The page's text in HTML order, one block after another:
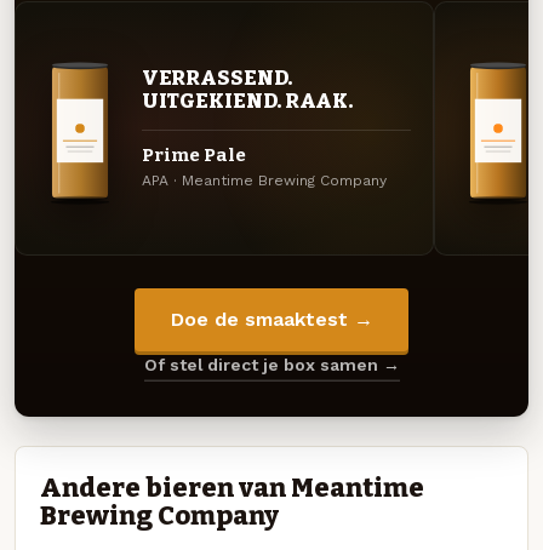
VERRASSEND.
UITGEKIEND. RAAK.
Prime Pale
APA · Meantime Brewing Company
Doe de smaaktest →
Of stel direct je box samen →
Andere bieren van Meantime
Brewing Company